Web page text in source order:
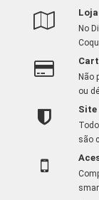
No
Não
ou
Site
são